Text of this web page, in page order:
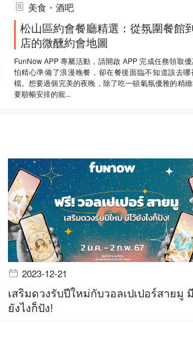
美食・酒吧
松山區約會餐廳精選：從氛圍餐館
店的微醺約會地圖
FunNow APP 專屬活動，請開啟 APP 完成任務領取
怕精心準備了浪漫晚餐，卻在餐後面臨不知道該去
檔。想要過個完美的夜晚，除了吃一頓氣氛優雅的精
要順暢安排的寵...
2023-12-21
เสริมดวงรับปีใหม่กับวอลเปเปอร์สายมู
ยังไงก็ปัง!